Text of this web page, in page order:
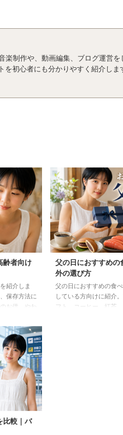
制作や、動画編集、ブログ運営を
初心者にも分かりやすく紹介しま
齢者向け
紹介しま
保存方法に
お供、やわ
父の日におすすめの
外の選び方
父の日におすすめの食
している方向けに紹介
フト、コーヒー、紅茶
比較｜バ